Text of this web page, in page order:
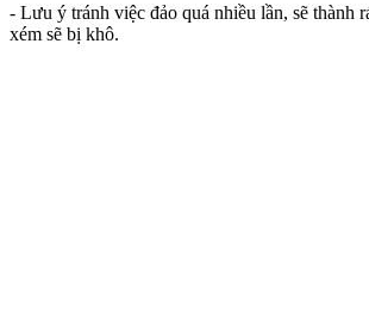
- Lưu ý tránh việc đảo quá nhiều lần, sẽ thành
xém sẽ bị khô.